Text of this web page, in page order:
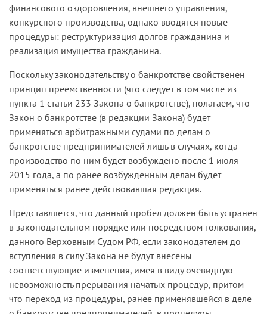
финансового оздоровления, внешнего управления,
конкурсного производства, однако вводятся новые
процедуры: реструктуризация долгов гражданина и
реализация имущества гражданина.
Поскольку законодательству о банкротстве свойственен
принцип преемственности (что следует в том числе из
пункта 1 статьи 233 Закона о банкротстве), полагаем, что
Закон о банкротстве (в редакции Закона) будет
применяться арбитражными судами по делам о
банкротстве предпринимателей лишь в случаях, когда
производство по ним будет возбуждено после 1 июля
2015 года, а по ранее возбужденным делам будет
применяться ранее действовавшая редакция.
Представляется, что данный пробел должен быть устранен
в законодательном порядке или посредством толкования,
данного Верховным Судом РФ, если законодателем до
вступления в силу Закона не будут внесены
соответствующие изменения, имея в виду очевидную
невозможность прерывания начатых процедур, притом
что переход из процедуры, ранее применявшейся в деле